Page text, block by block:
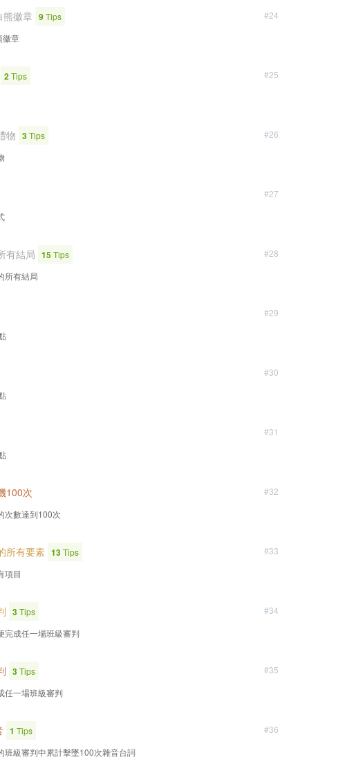
#24
熊徽章 9Tips
徽章
#25
2Tips
#26
物 3Tips
#27
#28
有結局 15Tips
所有結局
#29
#30
#31
#32
100次
次數達到100次
#33
所有要素 13Tips
項目
#34
3Tips
完成任一場班級審判
#35
3Tips
任一場班級審判
#36
1 Tips
班級審判中累計擊墜100次雜音台詞